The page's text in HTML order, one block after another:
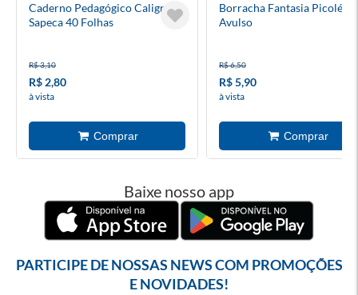
Caderno Pedagógico Caligrafia
Sapeca 40 Folhas
R$ 3,10
R$ 2,80
à vista
Borracha Fantasia Picolé
Avulso
R$ 6,50
R$ 5,90
à vista
Baixe nosso app
PARTICIPE DE NOSSAS NEWS COM PROMOÇÕES
E NOVIDADES!